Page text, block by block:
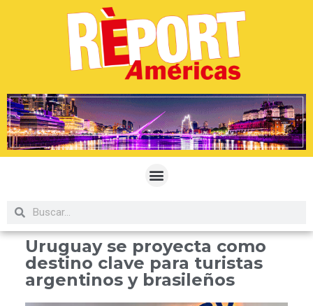
Uruguay se proyecta como
destino clave para turistas
argentinos y brasileños